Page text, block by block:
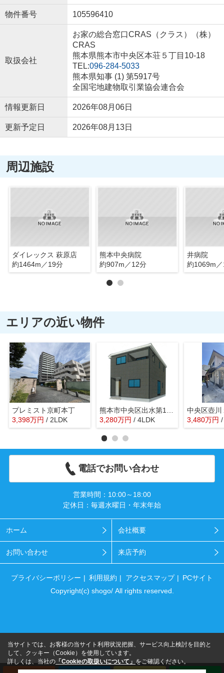
物件番号 105596410
取扱会社
お家の総合窓口CRAS（クラス）（株）
CRAS
熊本県熊本市中央区本荘５丁目10-18
TEL:096-284-5033
熊本県知事 (1) 第5917号
全国宅地建物取引業協会連合会
情報更新日 2026年08月06日
更新予定日 2026年08月13日
周辺施設
ダイレックス 萩原店
約1464m／19分
熊本中央病院
約907m／12分
井病院
約1069m
エリアの近い物件
プレミスト京町本丁
3,398万円 / 2LDK
熊本市中央区出水第17 2号棟
3,280万円 / 4LDK
中央区壺川
3,480万円
電話でお問い合わせ
営業時間：10:00～18:00
定休日：毎週水曜日・年末年始
ホーム 会社概要
お問い合わせ 来店予約
プライバシーポリシー 利用規約 アクセスマップ
PCサイト
Copyright(c) shogo/ All rights reserved.
当サイトでは、お客様の当サイト利用状況把握、サービス向上検討を目的と
して、クッキー（Cookie）を使用しています。
詳しくは、当社の「Cookieの取扱いについて」をご確認ください。